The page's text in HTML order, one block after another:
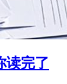
读完了